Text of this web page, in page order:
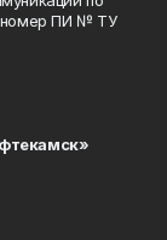
номер ПИ № ТУ